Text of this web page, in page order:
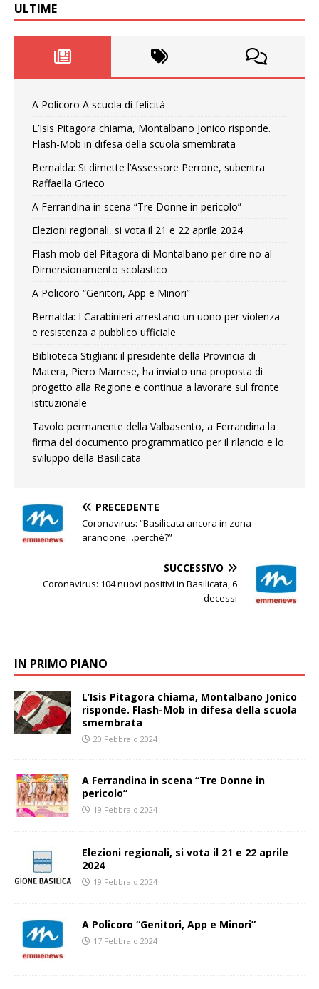
ULTIME
A Policoro A scuola di felicità
L’Isis Pitagora chiama, Montalbano Jonico risponde.
Flash-Mob in difesa della scuola smembrata
Bernalda: Si dimette l’Assessore Perrone, subentra
Raffaella Grieco
A Ferrandina in scena “Tre Donne in pericolo”
Elezioni regionali, si vota il 21 e 22 aprile 2024
Flash mob del Pitagora di Montalbano per dire no al
Dimensionamento scolastico
A Policoro “Genitori, App e Minori”
Bernalda: I Carabinieri arrestano un uono per violenza
e resistenza a pubblico ufficiale
Biblioteca Stigliani: il presidente della Provincia di
Matera, Piero Marrese, ha inviato una proposta di
progetto alla Regione e continua a lavorare sul fronte
istituzionale
Tavolo permanente della Valbasento, a Ferrandina la
firma del documento programmatico per il rilancio e lo
sviluppo della Basilicata
PRECEDENTE
Coronavirus: “Basilicata ancora in zona
arancione…perchè?”
SUCCESSIVO
Coronavirus: 104 nuovi positivi in Basilicata, 6
decessi
IN PRIMO PIANO
L’Isis Pitagora chiama, Montalbano Jonico
risponde. Flash-Mob in difesa della scuola
smembrata
20 Febbraio 2024
A Ferrandina in scena “Tre Donne in
pericolo”
19 Febbraio 2024
Elezioni regionali, si vota il 21 e 22 aprile
2024
19 Febbraio 2024
A Policoro “Genitori, App e Minori”
17 Febbraio 2024